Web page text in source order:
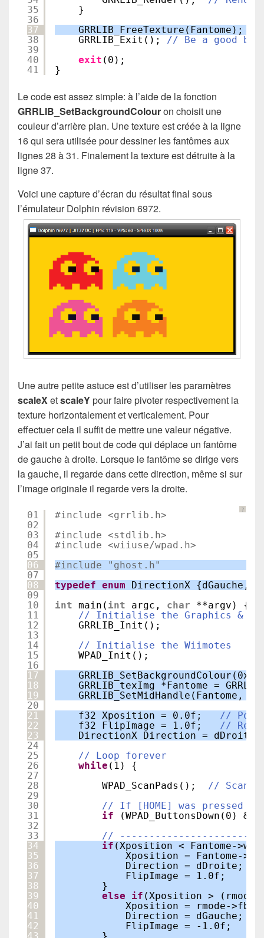
35
36
37
38
39
40
41
}
GRRLIB_FreeTexture(Fantome);
GRRLIB_Exit(); // Be a good
exit (0);
}
Le code est assez simple: à l’aide de la fonction
GRRLIB_SetBackgroundColouron choisit une
couleur d’arrière plan. Une texture est créée à la ligne
16 qui sera utilisée pour dessiner les fantômes aux
lignes 28 à 31. Finalement la texture est détruite à la
ligne 37.
Voici une capture d’écran du résultat final sous
l’émulateur Dolphin révision 6972.
Une autre petite astuce est d’utiliser les paramètres
scaleXetscaleYpour faire pivoter respectivement la
texture horizontalement et verticalement. Pour
effectuer cela il suffit de mettre une valeur négative.
J’ai fait un petit bout de code qui déplace un fantôme
de gauche à droite. Lorsque le fantôme se dirige vers
la gauche, il regarde dans cette direction, même si sur
l’image originale il regarde vers la droite.
?
01
02
03
04
05
06
07
08
09
10
11
12
13
14
15
16
17
18
19
20
21
22
23
24
25
26
27
28
29
30
31
32
33
34
35
36
37
38
39
40
41
42
#include <grrlib.h>
#include <stdlib.h>
#include <wiiuse/wpad.h>
#include "ghost.h"
typedef enum
DirectionX {dGauche,
int main( int argc, char
**argv) {
// Initialise the Graphics &
GRRLIB_Init();
// Initialise the Wiimotes
WPAD_Init();
GRRLIB_texImg *Fantome =
GRRLIB_SetMidHandle(Fantome,
f32 Xposition = 0.0f; //
f32 FlipImage = 1.0f; //
DirectionX Direction =
// Loop forever
while (1) {
WPAD_ScanPads(); // Scan
// If [HOME] was pressed
if
(WPAD_ButtonsDown(0) &
//
if (Xposition < Fantome-
Xposition = Fantome-
Direction = dDroite;
FlipImage = 1.0f;
}
else
if (Xposition >
Xposition = rmode-
Direction = dGauche;
FlipImage = -1.0f;